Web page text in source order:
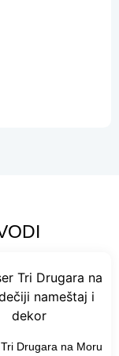
Drugara na Moru